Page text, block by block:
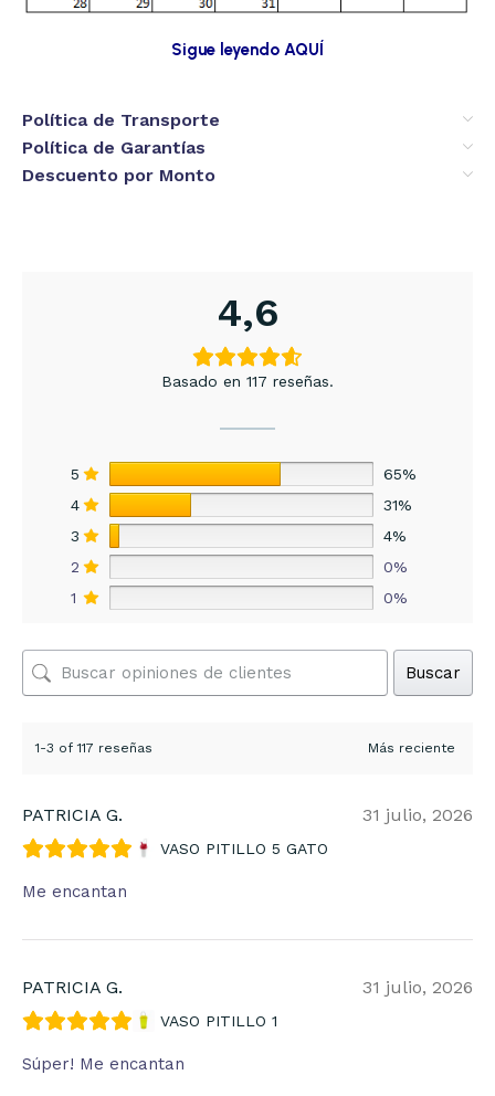
Sigue leyendo AQUÍ
Política de Transporte
Política de Garantías
Descuento por Monto
4,6
Basado en 117 reseñas.
5
65%
4
31%
3
4%
2
0%
1
0%
Buscar
1-3 of 117 reseñas
PATRICIA G. 31 julio, 2026
VASO PITILLO 5 GATO
Me encantan
PATRICIA G. 31 julio, 2026
VASO PITILLO 1
Súper! Me encantan